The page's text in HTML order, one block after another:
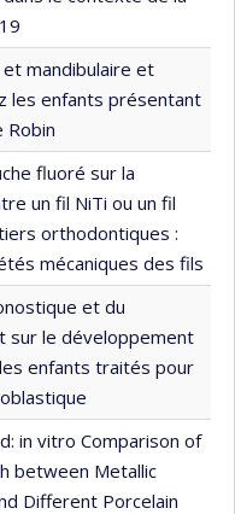
et mandibulaire et
les enfants présentant
Robin
fluoré sur la
un fil NiTi ou un fil
orthodontiques :
mécaniques des fils
et du
sur le développement
enfants traités pour
in vitro Comparison of
between Metallic
Different Porcelain